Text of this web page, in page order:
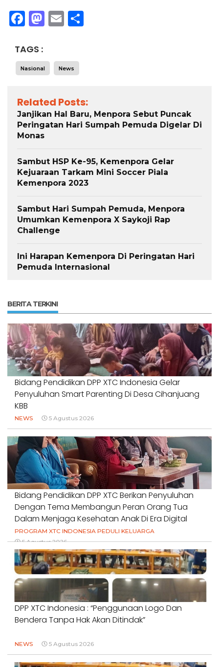
Facebook
Mastodon
Email
TAGS :
Nasional News
Related Posts:
Janjikan Hal Baru, Menpora Sebut Puncak
Peringatan Hari Sumpah Pemuda Digelar Di
Monas
Sambut HSP Ke-95, Kemenpora Gelar
Kejuaraan Tarkam Mini Soccer Piala
Kemenpora 2023
Sambut Hari Sumpah Pemuda, Menpora
Umumkan Kemenpora X Saykoji Rap
Challenge
Ini Harapan Kemenpora Di Peringatan Hari
Pemuda Internasional
BERITA TERKINI
Bidang Pendidikan DPP XTC Indonesia Gelar
Penyuluhan Smart Parenting Di Desa Cihanjuang
KBB
NEWS 5 Agustus 2026
Bidang Pendidikan DPP XTC Berikan Penyuluhan
Dengan Tema Membangun Peran Orang Tua
Dalam Menjaga Kesehatan Anak Di Era Digital
PROGRAM XTC INDONESIA PEDULI KELUARGA
5 Agustus 2026
DPP XTC Indonesia : “Penggunaan Logo Dan
Bendera Tanpa Hak Akan Ditindak”
NEWS 5 Agustus 2026